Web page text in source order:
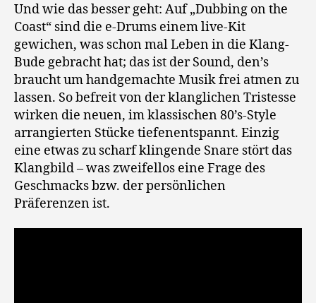
Und wie das besser geht: Auf „Dubbing on the
Coast“ sind die e-Drums einem live-Kit
gewichen, was schon mal Leben in die Klang-
Bude gebracht hat; das ist der Sound, den’s
braucht um handgemachte Musik frei atmen zu
lassen. So befreit von der klanglichen Tristesse
wirken die neuen, im klassischen 80’s-Style
arrangierten Stücke tiefenentspannt. Einzig
eine etwas zu scharf klingende Snare stört das
Klangbild – was zweifellos eine Frage des
Geschmacks bzw. der persönlichen
Präferenzen ist.